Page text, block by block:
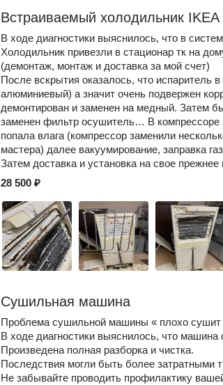
Встраиваемый холодильник IKEA
В ходе диагностики выяснилось, что в
Холодильник привезли в стационар тк на
(демонтаж, монтаж и доставка за мой счет)
После вскрытия оказалось, что испаритель
алюминиевый) а значит очень подвержен
демонтирован и заменен на медный. Затем
заменен фильтр осушитель… В компрессоре
попала влага (компрессор заменили
мастера) далее вакуумирование, заправка
Затем доставка и установка на свое прежнее
28 500 ₽
Сушильная машина
Проблема сушильной машины « плохо сушит
В ходе диагностики выяснилось, что машина
Произведена полная разборка и чистка.
Последствия могли быть более затратными
Не забывайте проводить профилактику